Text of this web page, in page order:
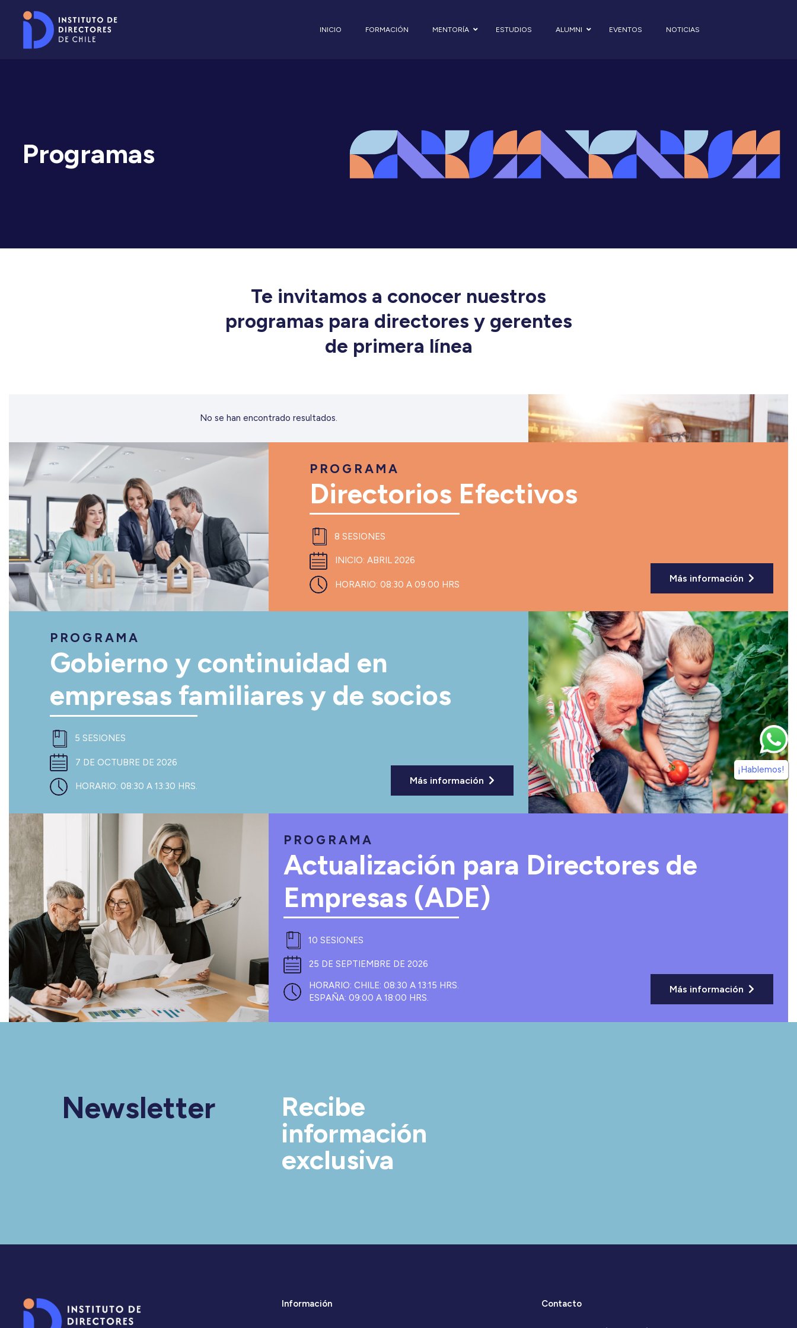
INICIO FORMACIÓN MENTORÍA ESTUDIOS ALUMNI EVENTOS NOTICIAS
Programas
Te invitamos a conocer nuestros
programas para directores y gerentes
de primera línea
No se han encontrado resultados.
PROGRAMA
Directorios Efectivos
8 SESIONES
INICIO: ABRIL 2026
HORARIO: 08:30 A 09:00 HRS
Más información
PROGRAMA
Gobierno y continuidad en
empresas familiares y de socios
5 SESIONES
7 DE OCTUBRE DE 2026
HORARIO: 08:30 A 13:30 HRS.
Más información
PROGRAMA
Actualización para Directores de
Empresas (ADE)
10 SESIONES
25 DE SEPTIEMBRE DE 2026
HORARIO: CHILE: 08:30 A 13:15 HRS.
ESPAÑA: 09:00 A 18:00 HRS.
Más información
Newsletter
Recibe
información
exclusiva
Información Contacto
¡Hablemos!